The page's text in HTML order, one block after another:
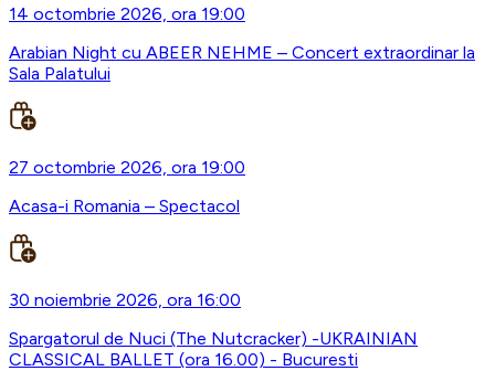
14 octombrie 2026, ora 19:00
Arabian Night cu ABEER NEHME – Concert extraordinar la
Sala Palatului
27 octombrie 2026, ora 19:00
Acasa-i Romania – Spectacol
30 noiembrie 2026, ora 16:00
Spargatorul de Nuci (The Nutcracker) -UKRAINIAN
CLASSICAL BALLET (ora 16.00) - Bucuresti